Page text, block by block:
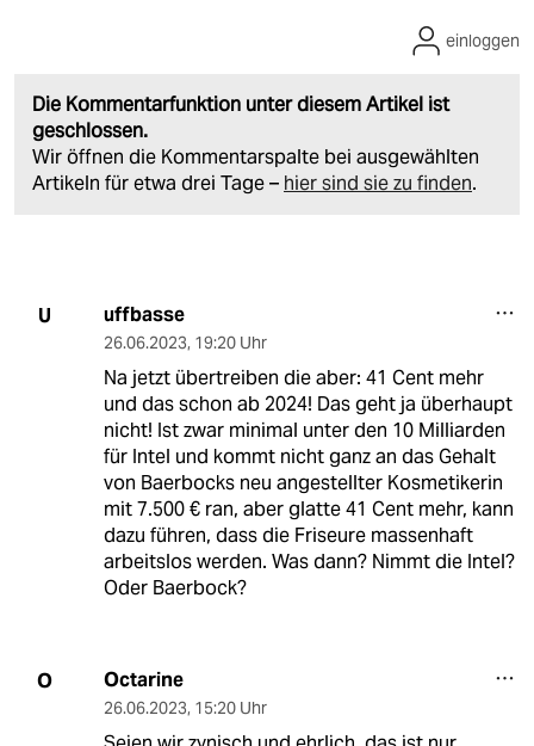
Die Kommentarfunktion unter diesem Artikel ist
geschlossen.
Wir öffnen die Kommentarspalte bei ausgewählten
Artikeln für etwa drei Tage – hier sind sie zu finden.
einloggen
U uffbasse
26.06.2023, 19:20 Uhr
Na jetzt übertreiben die aber: 41 Cent mehr
und das schon ab 2024! Das geht ja überhaupt
nicht! Ist zwar minimal unter den 10 Milliarden
für Intel und kommt nicht ganz an das Gehalt
von Baerbocks neu angestellter Kosmetikerin
mit 7.500 € ran, aber glatte 41 Cent mehr, kann
dazu führen, dass die Friseure massenhaft
arbeitslos werden. Was dann? Nimmt die Intel?
Oder Baerbock?
O Octarine
26.06.2023, 15:20 Uhr